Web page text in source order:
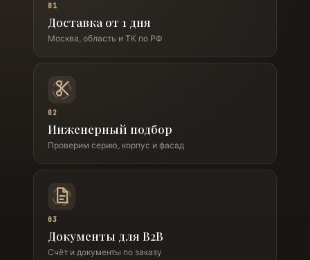
01
Доставка от 1 дня
Москва, область и ТК по РФ
02
Инженерный подбор
Проверим серию, корпус и фасад
03
Документы для B2B
Счёт и документы по заказу